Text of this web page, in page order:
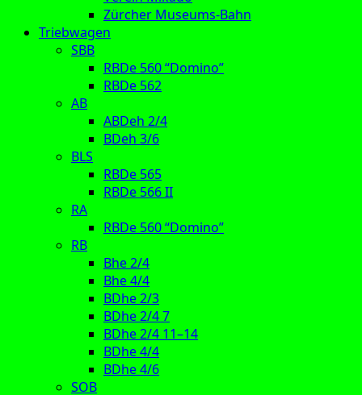
Zürcher Museums-Bahn
Triebwagen
SBB
RBDe 560 “Domino”
RBDe 562
AB
ABDeh 2/4
BDeh 3/6
BLS
RBDe 565
RBDe 566 II
RA
RBDe 560 “Domino”
RB
Bhe 2/4
Bhe 4/4
BDhe 2/3
BDhe 2/4 7
BDhe 2/4 11–14
BDhe 4/4
BDhe 4/6
SOB